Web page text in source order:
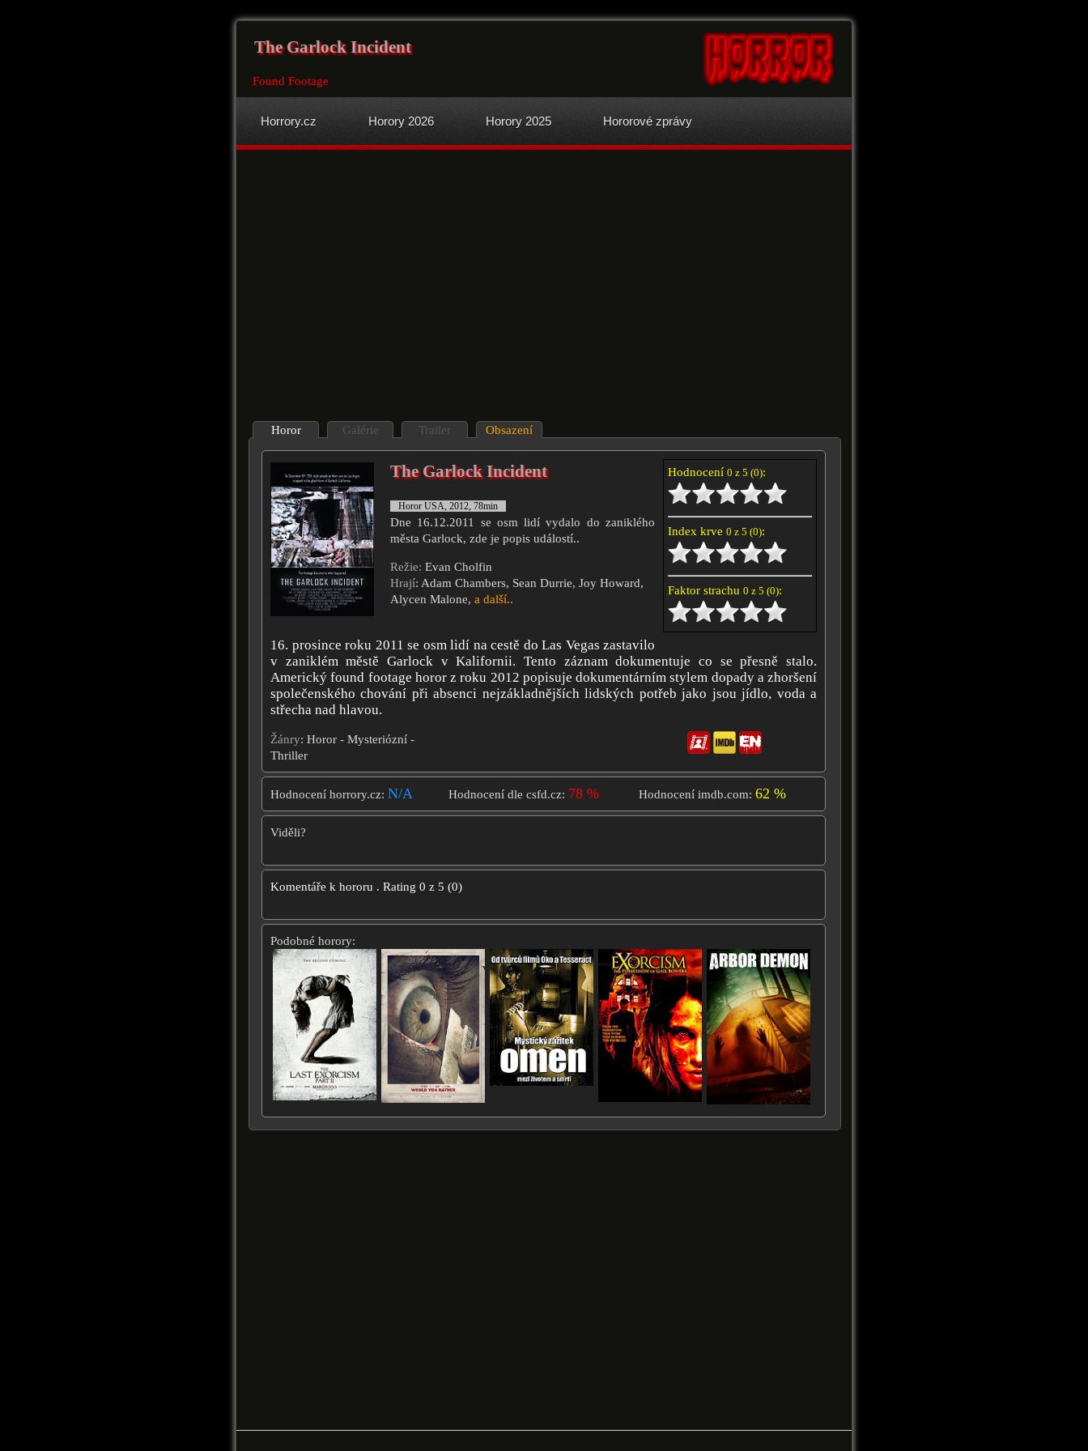
The Garlock Incident
Found Footage
Horrory.cz Horory 2026 Horory 2025 Hororové zprávy
Horor Galérie Trailer Obsazení
Hodnocení 0 z 5 (0):
Index krve 0 z 5 (0):
Faktor strachu 0 z 5 (0):
The Garlock Incident
Horor USA, 2012, 78min
Dne 16.12.2011 se osm lidí vydalo do zaniklého
města Garlock, zde je popis událostí..
Režie: Evan Cholfin
Hrají: Adam Chambers, Sean Durrie, Joy Howard,
Alycen Malone, a další..
16. prosince roku 2011 se osm lidí na cestě do Las Vegas zastavilo
v zaniklém městě Garlock v Kalifornii. Tento záznam dokumentuje co se přesně stalo.
Americký found footage horor z roku 2012 popisuje dokumentárním stylem dopady a zhoršení
společenského chování při absenci nejzákladnějších lidských potřeb jako jsou jídlo, voda a
střecha nad hlavou.
Žánry: Horor - Mysteriózní -
Thriller
Hodnocení horrory.cz: N/A Hodnocení dle csfd.cz: 78 % Hodnocení imdb.com: 62 %
Viděli?
Komentáře k hororu . Rating 0 z 5 (0)
Podobné horory: